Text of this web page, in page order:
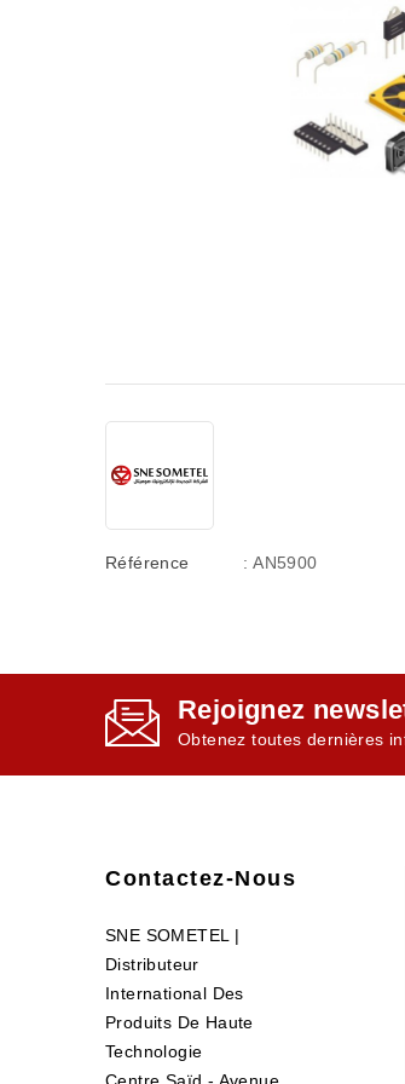
Référence : AN5900
Rejoignez
Obtenez toutes dernières
Contactez-Nous
SNE SOMETEL |
Distributeur
International Des
Produits De Haute
Technologie